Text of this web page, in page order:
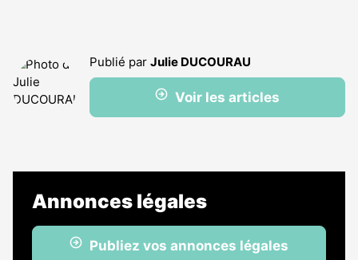
Publié par Julie DUCOURAU
Voir les articles
Annonces légales
Publiez vos annonces légales